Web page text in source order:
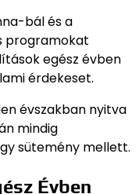
bál és a
programokat
egész évben
érdekeset.
évszakban nyitva
mindig
sütemény mellett.
Évben